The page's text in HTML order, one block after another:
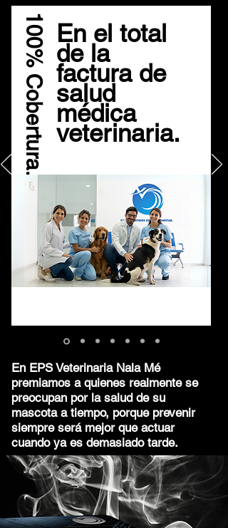
100% Cobertura. En el total
de la
factura de
salud
médica
veterinaria.
En EPS Veterinaria Nala Mé
premiamos a quienes realmente se
preocupan por la salud de su
mascota a tiempo, porque prevenir
siempre será mejor que actuar
cuando ya es demasiado tarde.